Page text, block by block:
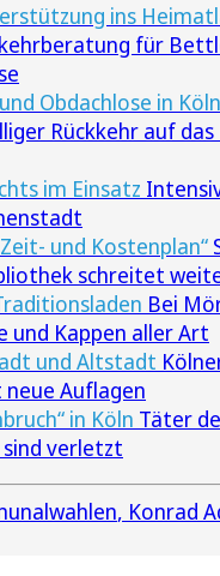
ins
für
Obdachlose in Köln
Rückkehr auf
im Einsatz
und Kostenplan“
schreitet
Bei
und Kappen aller Art
und Altstadt
Auflagen
in Köln Täter
sind verletzt
Konrad